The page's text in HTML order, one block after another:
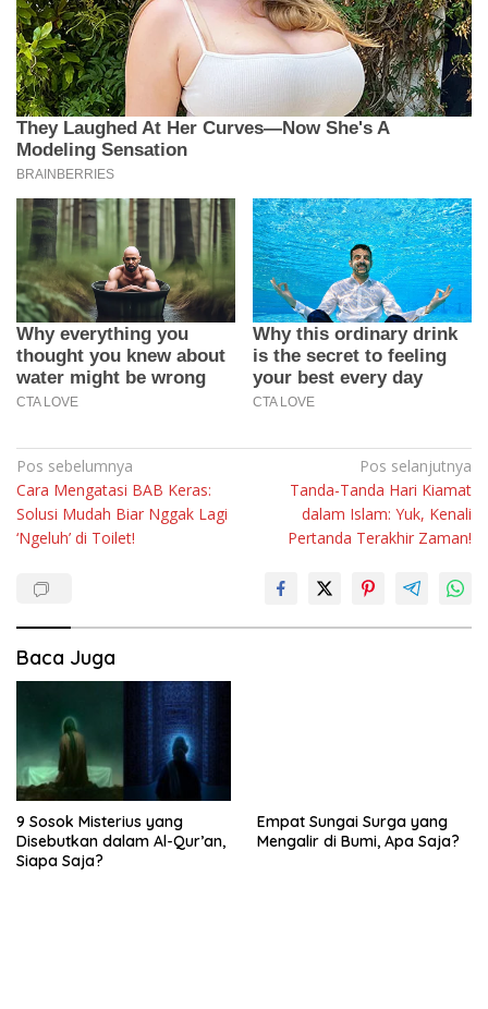
Navigasi
pos
Pos sebelumnya
Cara Mengatasi BAB Keras:
Solusi Mudah Biar Nggak Lagi
‘Ngeluh’ di Toilet!
Pos selanjutnya
Tanda-Tanda Hari Kiamat
dalam Islam: Yuk, Kenali
Pertanda Terakhir Zaman!
Baca Juga
9 Sosok Misterius yang
Disebutkan dalam Al-Qur’an,
Siapa Saja?
Empat Sungai Surga yang
Mengalir di Bumi, Apa Saja?